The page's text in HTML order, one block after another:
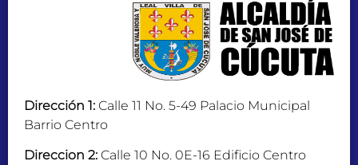
Dirección 1: Calle 11 No. 5-49 Palacio Municipal
Barrio Centro
Direccion 2: Calle 10 No. 0E-16 Edificio Centro